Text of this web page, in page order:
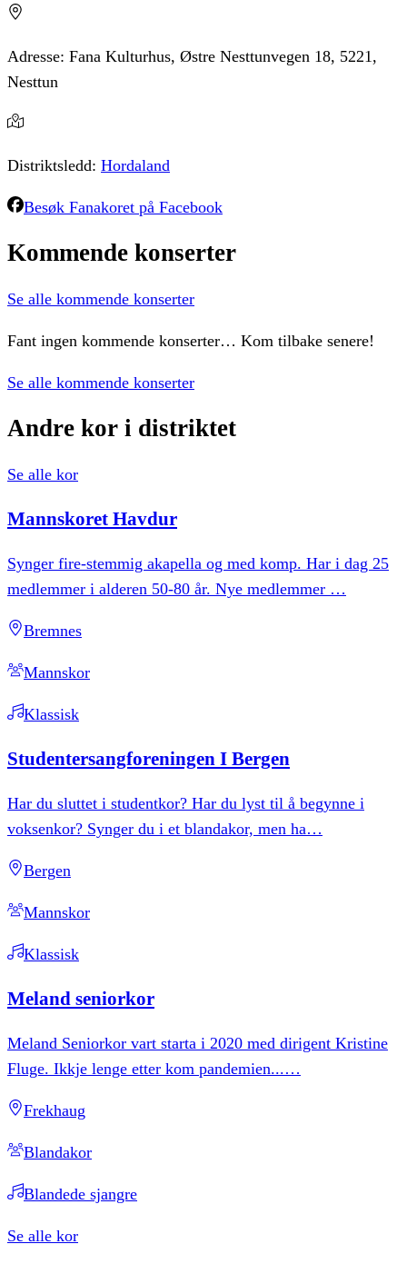
Adresse: Fana Kulturhus, Østre Nesttunvegen 18, 5221,
Nesttun
Distriktsledd: Hordaland
Besøk Fanakoret på Facebook
Kommende konserter
Se alle kommende konserter
Fant ingen kommende konserter… Kom tilbake senere!
Se alle kommende konserter
Andre kor i distriktet
Se alle kor
Mannskoret Havdur
Synger fire-stemmig akapella og med komp. Har i dag 25
medlemmer i alderen 50-80 år. Nye medlemmer …
Bremnes
Mannskor
Klassisk
Studentersangforeningen I Bergen
Har du sluttet i studentkor? Har du lyst til å begynne i
voksenkor? Synger du i et blandakor, men ha…
Bergen
Mannskor
Klassisk
Meland seniorkor
Meland Seniorkor vart starta i 2020 med dirigent Kristine
Fluge. Ikkje lenge etter kom pandemien...…
Frekhaug
Blandakor
Blandede sjangre
Se alle kor